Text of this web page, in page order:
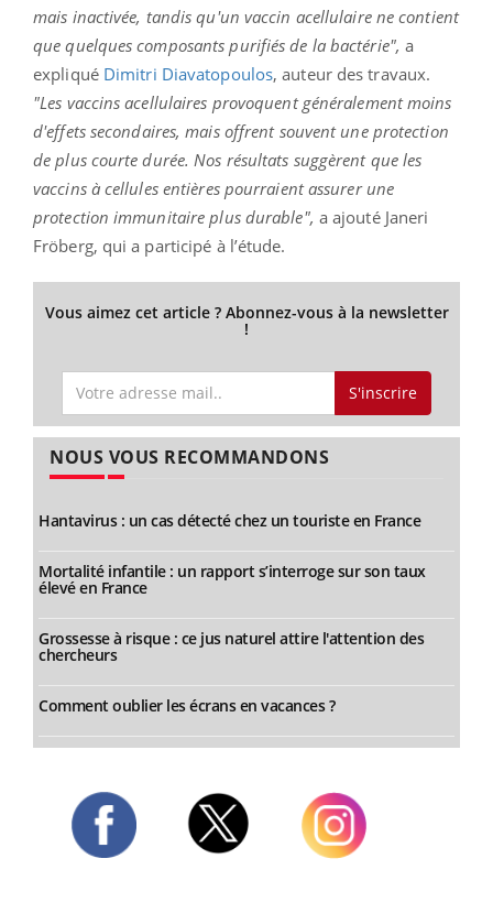
mais inactivée, tandis qu'un vaccin acellulaire ne contient
que quelques composants purifiés de la bactérie", a
expliqué Dimitri Diavatopoulos, auteur des travaux.
"Les vaccins acellulaires provoquent généralement moins
d'effets secondaires, mais offrent souvent une protection
de plus courte durée. Nos résultats suggèrent que les
vaccins à cellules entières pourraient assurer une
protection immunitaire plus durable", a ajouté Janeri
Fröberg, qui a participé à l’étude.
Vous aimez cet article ? Abonnez-vous à la newsletter
!
S'inscrire
NOUS VOUS RECOMMANDONS
Hantavirus : un cas détecté chez un touriste en France
Mortalité infantile : un rapport s’interroge sur son taux
élevé en France
Grossesse à risque : ce jus naturel attire l'attention des
chercheurs
Comment oublier les écrans en vacances ?